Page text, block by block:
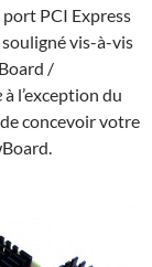
port PCI Express
vis-à-vis
/
à l’exception du
concevoir votre